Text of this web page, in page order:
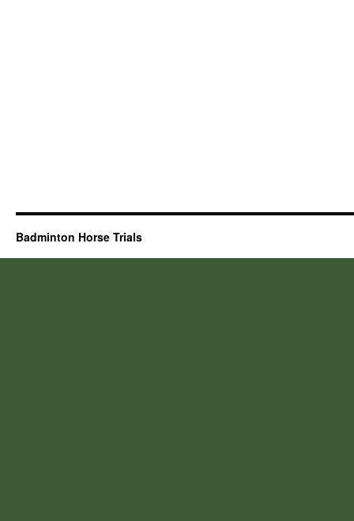
Badminton Horse Trials